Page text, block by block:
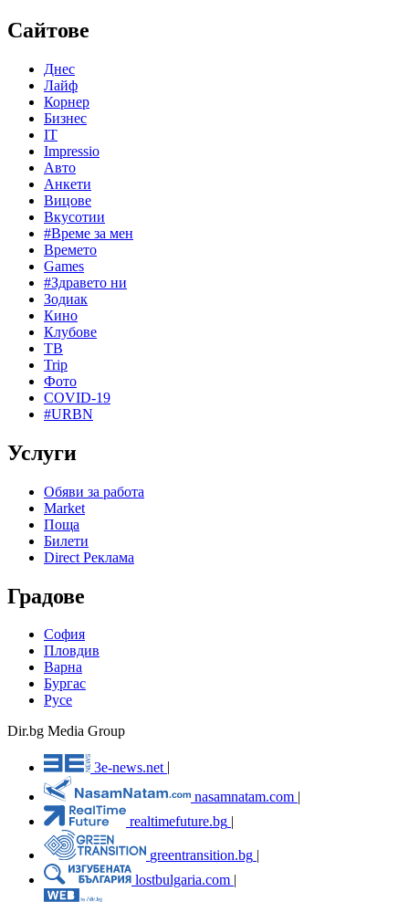
Сайтове
Днес
Лайф
Корнер
Бизнес
IT
Impressio
Авто
Анкети
Вицове
Вкусотии
#Време за мен
Времето
Games
#Здравето ни
Зодиак
Кино
Клубове
ТВ
Trip
Фото
COVID-19
#URBN
Услуги
Обяви за работа
Market
Поща
Билети
Direct Реклама
Градове
София
Пловдив
Варна
Бургас
Русе
Dir.bg Media Group
3e-news.net
nasamnatam.com |
realtimefuture.bg |
greentransition.bg |
lostbulgaria.com |